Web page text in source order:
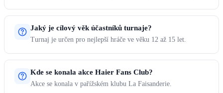
Jaký je cílový věk účastníků turnaje?
Turnaj je určen pro nejlepší hráče ve věku 12 až 15 let.
Kde se konala akce Haier Fans Club?
Akce se konala v pařížském klubu La Faisanderie.